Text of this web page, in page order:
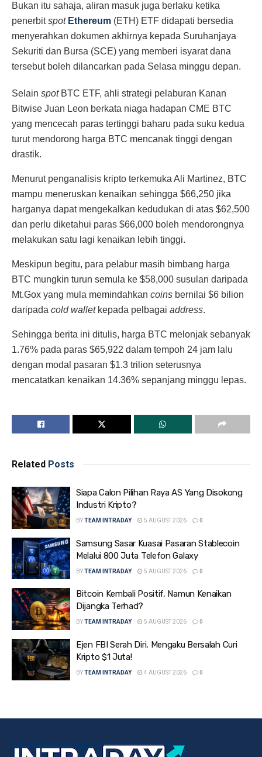
Bukan itu sahaja, aliran masuk juga berlaku ketika
penerbitspot Ethereum (ETH) ETF didapati bersedia
menyerahkan dokumen akhirnya kepada Suruhanjaya
Sekuriti dan Bursa (SCE) yang memberi isyarat dana
tersebut boleh dilancarkan pada Selasa minggu depan.
Selain spotBTC ETF, ahli strategi pelaburan Kanan
Bitwise Juan Leon berkata niaga hadapan CME BTC
yang mencecah paras tertinggi baharu pada suku kedua
turut mendorong harga BTC mencanak tinggi dengan
drastik.
Menurut penganalisis kripto terkemuka Ali Martinez, BTC
mampu meneruskan kenaikan sehingga $66,250 jika
harganya dapat mengekalkan kedudukan di atas $62,500
dan perlu diketahui paras $66,000 boleh mendorongnya
melakukan satu lagi kenaikan lebih tinggi.
Meskipun begitu, para pelabur masih bimbang harga
BTC mungkin turun semula ke $58,000 susulan daripada
Mt.Gox yang mula memindahkan coins bernilai $6 bilion
daripada cold walletkepada pelbagai address.
Sehingga berita ini ditulis, harga BTC melonjak sebanyak
1.76% pada paras $65,922 dalam tempoh 24 jam lalu
dengan modal pasaran $1.3 trilion seterusnya
mencatatkan kenaikan 14.36% sepanjang minggu lepas.
Related Posts
Siapa Calon Pilihan Raya AS Yang Disokong
Industri Kripto?
BYTEAM INTRADAY 5 AUGUST 2026 0
Samsung Sasar Kuasai Pasaran Stablecoin
Melalui 800 Juta Telefon Galaxy
BYTEAM INTRADAY 5 AUGUST 2026 0
Bitcoin Kembali Positif, Namun Kenaikan
Dijangka Terhad?
BYTEAM INTRADAY 5 AUGUST 2026 0
Ejen FBI Serah Diri, Mengaku Bersalah Curi
Kripto $1 Juta!
BYTEAM INTRADAY 4 AUGUST 2026 0